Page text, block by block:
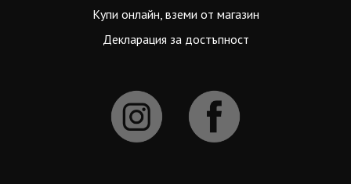
Купи онлайн, вземи от магазин
Декларация за достъпност